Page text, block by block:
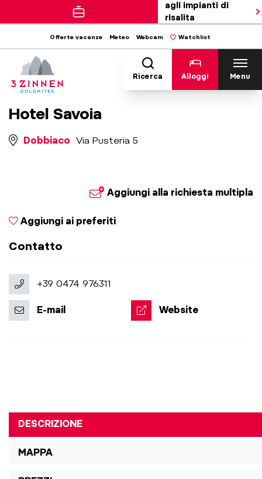
agli impianti di
risalita
Offerte vacanze Meteo Webcam Watchlist
Ricerca Alloggi Menu
Hotel Savoia
Dobbiaco Via Pusteria 5
Aggiungi alla richiesta multipla
Aggiungi ai preferiti
Contatto
+39 0474 976311
E-mail Website
DESCRIZIONE
MAPPA